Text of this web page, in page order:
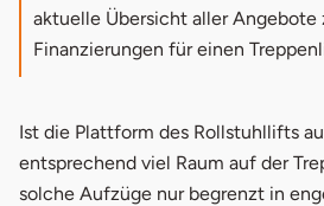
aktuelle Übersicht aller Angebote
Finanzierungen für einen
Ist die Plattform des Rollstuhllifts
entsprechend viel Raum auf der
solche Aufzüge nur begrenzt in